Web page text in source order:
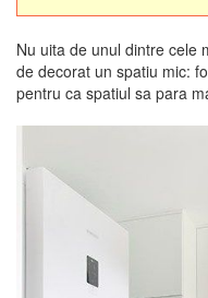
Nu uita de unul dintre cele
de decorat un spatiu mic:
pentru ca spatiul sa para